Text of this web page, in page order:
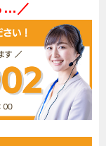
…／